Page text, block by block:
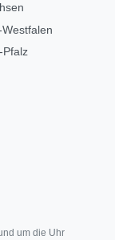
Pfalz
um die Uhr